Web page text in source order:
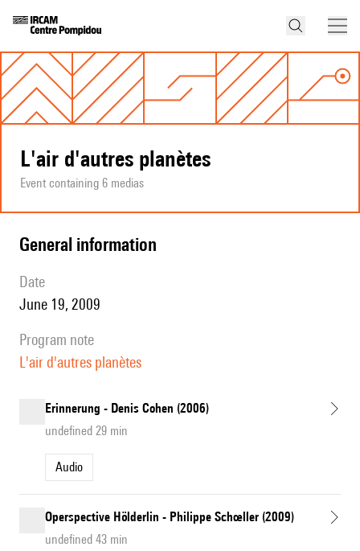
L'air d'autres planètes
Event containing 6 medias
general information
date
June 19, 2009
program note
L'air d'autres planètes
Erinnerung - Denis Cohen (2006)
undefined 29 min
Audio
Operspective Hölderlin - Philippe Schœller (2009)
undefined 43 min